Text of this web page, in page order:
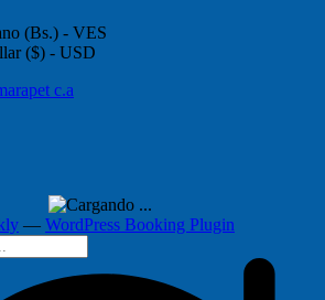
(Bs.) - VES
($) - USD
— WordPress Booking Plugin